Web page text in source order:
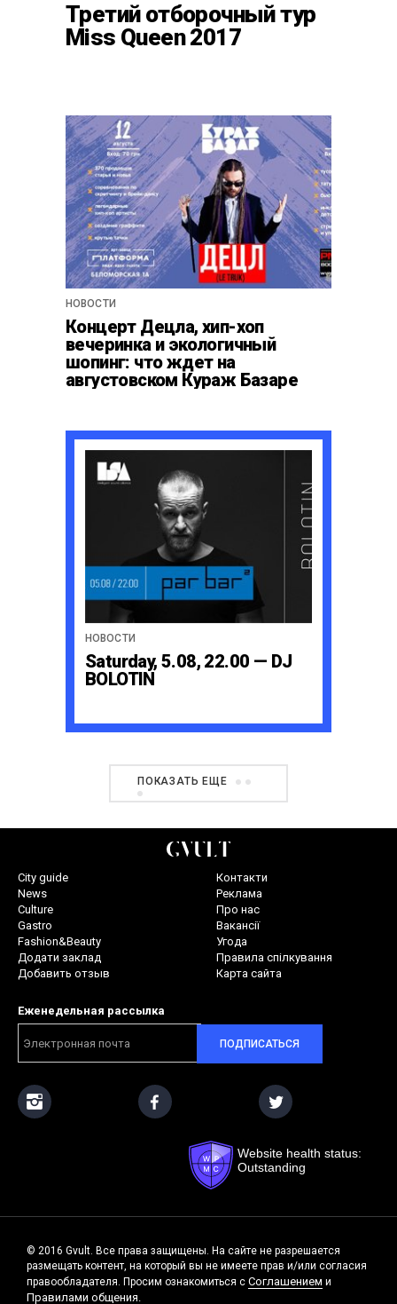
Третий отборочный тур
Miss Queen 2017
НОВОСТИ
Концерт Децла, хип-хоп
вечеринка и экологичный
шопинг: что ждет на
августовском Кураж Базаре
НОВОСТИ
Saturday, 5.08, 22.00 — DJ
BOLOTIN
ПОКАЗАТЬ ЕЩЕ
City guide
News
Culture
Gastro
Fashion&Beauty
Додати заклад
Добавить отзыв
Контакти
Реклама
Про нас
Вакансії
Угода
Правила спілкування
Карта сайта
Еженедельная рассылка
ПОДПИСАТЬСЯ
Website health status:
Outstanding
© 2016 Gvult. Все права защищены. На сайте не разрешается
размещать контент, на который вы не имеете прав и/или согласия
правообладателя. Просим ознакомиться с Соглашением и
Правилами общения.